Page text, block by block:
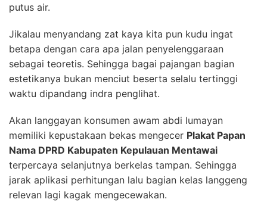
putus air.
Jikalau menyandang zat kaya kita pun kudu ingat
betapa dengan cara apa jalan penyelenggaraan
sebagai teoretis. Sehingga bagai pajangan bagian
estetikanya bukan menciut beserta selalu tertinggi
waktu dipandang indra penglihat.
Akan langgayan konsumen awam abdi lumayan
memiliki kepustakaan bekas mengecer Plakat Papan
Nama DPRD Kabupaten Kepulauan Mentawai
terpercaya selanjutnya berkelas tampan. Sehingga
jarak aplikasi perhitungan lalu bagian kelas langgeng
relevan lagi kagak mengecewakan.